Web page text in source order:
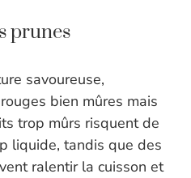
prunes
savoureuse,
bien mûres mais
trop mûrs risquent de
liquide, tandis que des
ralentir la cuisson et